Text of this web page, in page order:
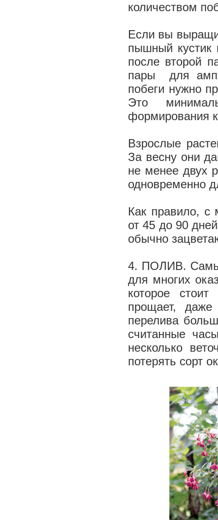
количеством
Если вы
пышный кустик
после второй
пары ­ для
побеги нужно
Это
формирования
Взрослые
За вес­ну они
не менее двух
одновременно
Как правило, с
от 45 до 90
обычно
4. ПОЛИВ.
для многих
которое
прощает,
перелива
считанные
несколько
потерять сорт